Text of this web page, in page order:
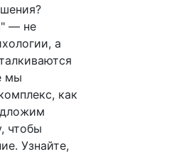
— не
а
мы
как
чтобы
Узнайте,